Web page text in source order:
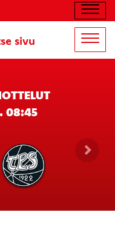
sivu
08:45